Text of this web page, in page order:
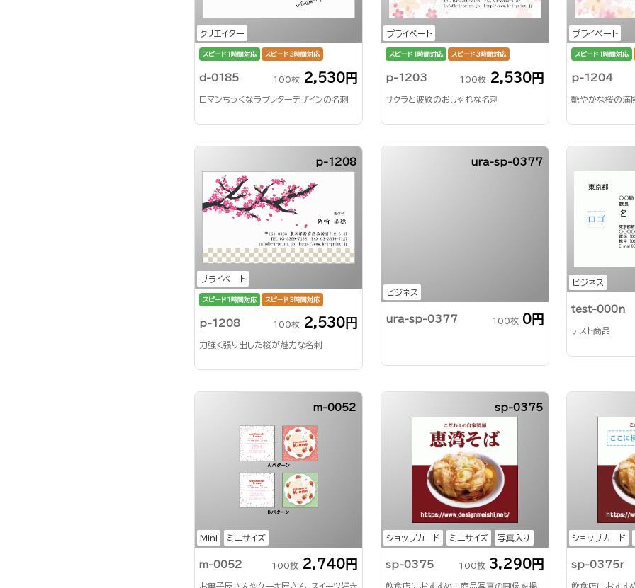
クリエイター
スピード1時間対応 スピード3時間対応
d-0185 100枚 2,530円
ロマンちっくなラブレターデザインの名刺
プライベート
スピード1時間対応 スピード3時間対応
p-1203 100枚 2,530円
サクラと波紋のおしゃれな名刺
プライベート
スピード1時間対応
p-1204
艶やかな桜の満
プライベート
p-1208
スピード1時間対応 スピード3時間対応
p-1208 100枚 2,530円
力強く張り出した桜が魅力な名刺
ビジネス
ura-sp-0377
ura-sp-0377 100枚 0円
ビジネス
test-000n
テスト商品
Mini ミニサイズ
m-0052
m-0052 100枚 2,740円
お菓子屋さんやケーキ屋さん、スイーツ好き
ショップカード ミニサイズ 写真入り
sp-0375
sp-0375 100枚 3,290円
飲食店におすすめ！商品写真の画像を掲
ショップカード
sp-0375r
飲食店におすす